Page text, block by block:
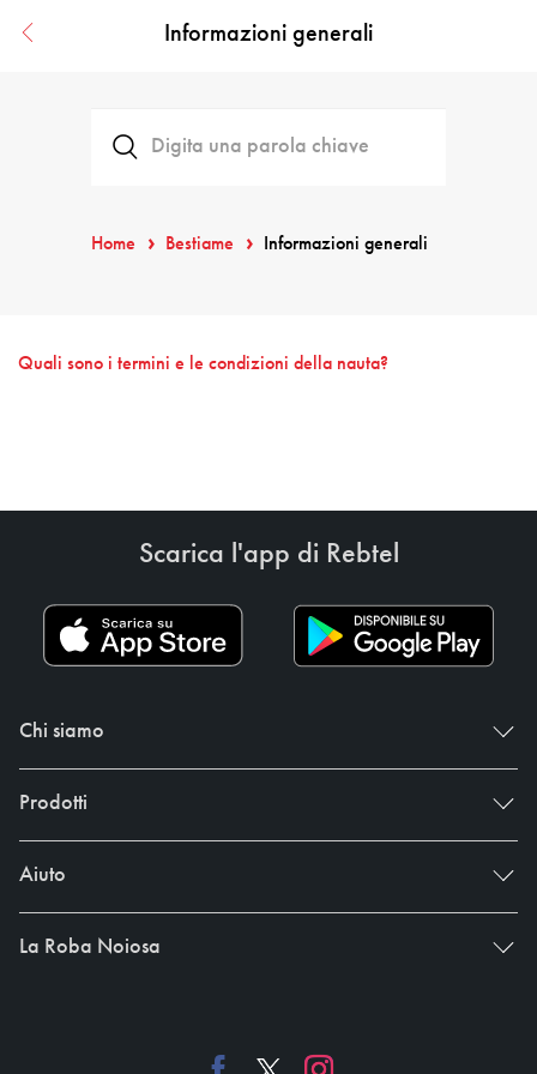
Informazioni generali
Home Bestiame Informazioni generali
Quali sono i termini e le condizioni della nauta?
Scarica l'app di Rebtel
Chi siamo
Prodotti
Aiuto
La Roba Noiosa